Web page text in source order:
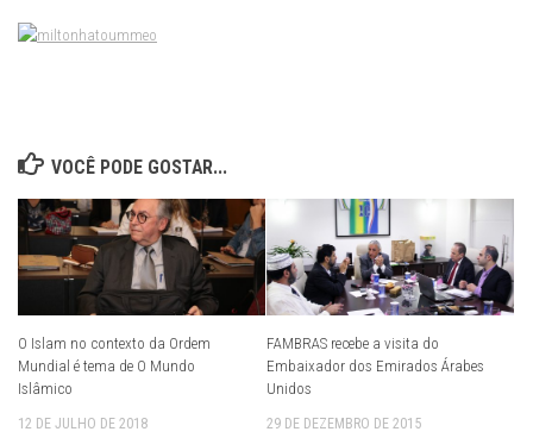
VOCÊ PODE GOSTAR...
O Islam no contexto da Ordem
Mundial é tema de O Mundo
Islâmico
12 DE JULHO DE 2018
FAMBRAS recebe a visita do
Embaixador dos Emirados Árabes
Unidos
29 DE DEZEMBRO DE 2015